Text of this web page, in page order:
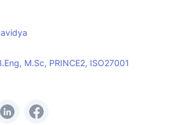
M.Sc, PRINCE2, ISO27001